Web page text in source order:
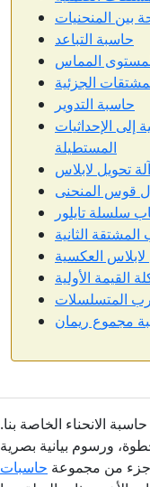
بين المنحنيات
حاسبة التباعد
المماس
الجزئية
حاسبة التدوير
إلى الإحداثيات
المستطيلة
آلة تحويل لابلاس
قوس المنحنى
سلسلة تايلور
الثانية
لابلاس العكسية
القيمة الأولية
المتسلسلات
مجموع ريمان
الانحناء الخاصة بنا.
ورسوم بيانية بصرية
جزء من مجموعة حاسبات